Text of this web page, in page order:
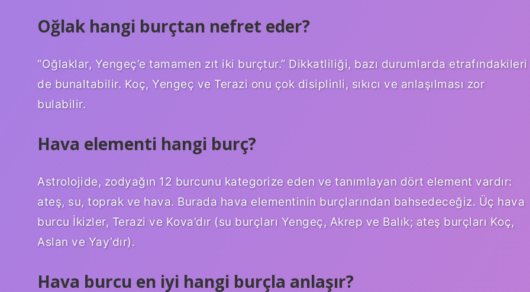
Oğlak hangi burçtan nefret eder?
“Oğlaklar, Yengeç’e tamamen zıt iki burçtur.” Dikkatliliği, bazı durumlarda etrafındakileri
de bunaltabilir. Koç, Yengeç ve Terazi onu çok disiplinli, sıkıcı ve anlaşılması zor
bulabilir.
Hava elementi hangi burç?
Astrolojide, zodyağın 12 burcunu kategorize eden ve tanımlayan dört element vardır:
ateş, su, toprak ve hava. Burada hava elementinin burçlarından bahsedeceğiz. Üç hava
burcu İkizler, Terazi ve Kova’dır (su burçları Yengeç, Akrep ve Balık; ateş burçları Koç,
Aslan ve Yay’dır).
Hava burcu en iyi hangi burçla anlaşır?